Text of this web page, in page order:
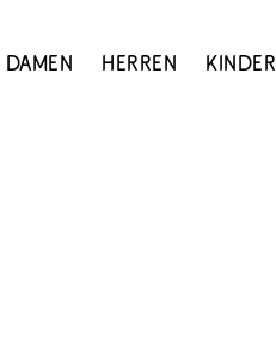
Damen Herren Kinder